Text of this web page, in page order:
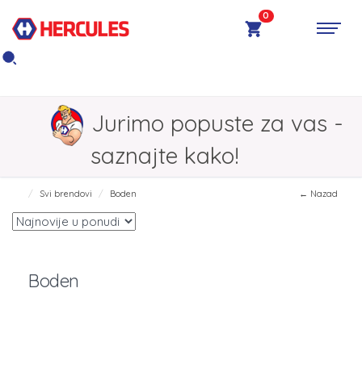
0
Jurimo popuste za vas -
saznajte kako!
Svi brendovi Boden ← Nazad
Boden